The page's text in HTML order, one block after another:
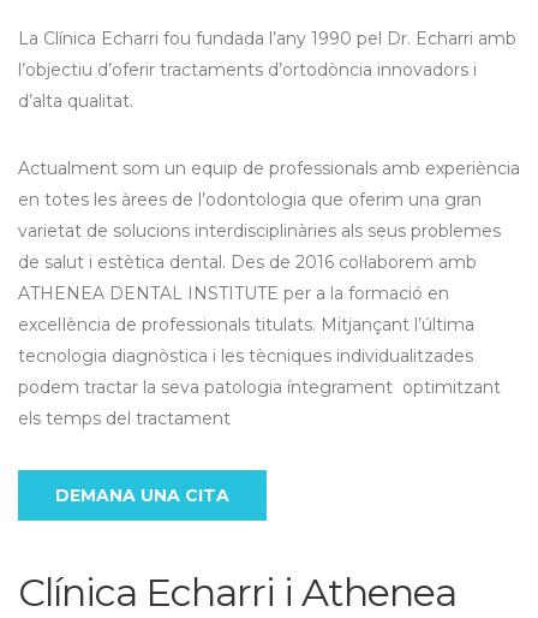
La Clínica Echarri fou fundada l’any 1990 pel Dr. Echarri amb
l’objectiu d’oferir tractaments d’ortodòncia innovadors i
d’alta qualitat.
Actualment som un equip de professionals amb experiència
en totes les àrees de l’odontologia que oferim una gran
varietat de solucions interdisciplinàries als seus problemes
de salut i estètica dental. Des de 2016 col·laborem amb
ATHENEA DENTAL INSTITUTE per a la formació en
excel·lència de professionals titulats. Mitjançant l’última
tecnologia diagnòstica i les tècniques individualitzades
podem tractar la seva patologia íntegrament optimitzant
els temps del tractament
DEMANA UNA CITA
Clínica Echarri i Athenea